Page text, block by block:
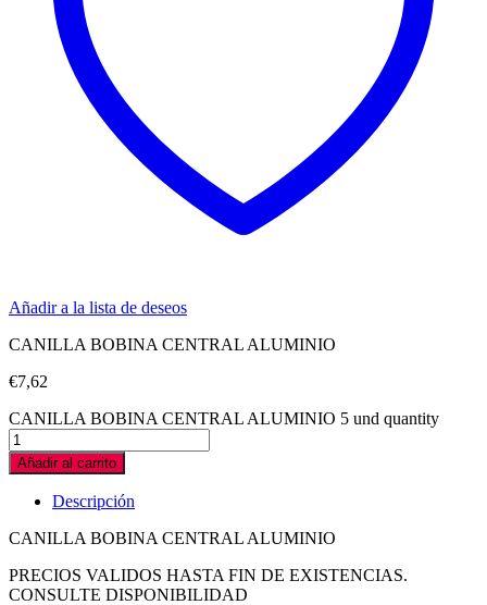
Añadir a la lista de deseos
CANILLA BOBINA CENTRAL ALUMINIO
€7,62
CANILLA BOBINA CENTRAL ALUMINIO 5 und quantity
Añadir al carrito
Descripción
CANILLA BOBINA CENTRAL ALUMINIO
PRECIOS VALIDOS HASTA FIN DE EXISTENCIAS.
CONSULTE DISPONIBILIDAD